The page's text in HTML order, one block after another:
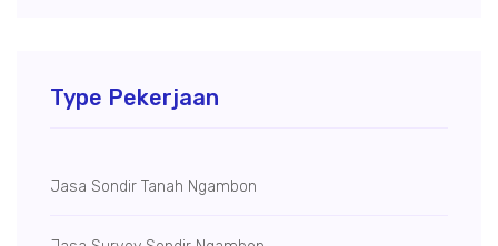
Type Pekerjaan
Jasa Sondir Tanah Ngambon